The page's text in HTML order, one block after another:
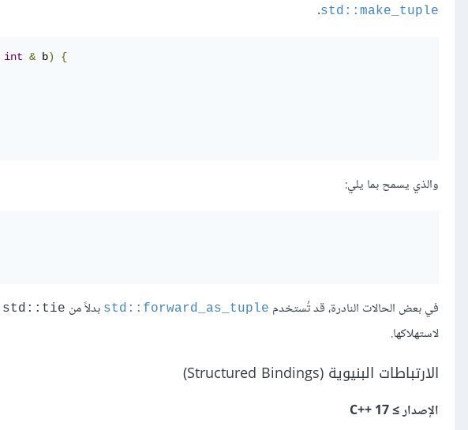
std::make_tuple
.
int & b)
{
والذي يسمح بما يلي:
في بعض الحالات النادرة، قد تُستخدم ‎std::forward_as_tuple‎ بدلاً من ‎std::tie‎
لاستهلاكها.
الارتباطات البنيوية (Structured Bindings)
الإصدار ≥ C++‎ 17